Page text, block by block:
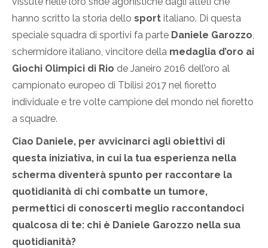
hanno scritto la storia dello sport italiano. Di questa
speciale squadra di sportivi fa parte Daniele Garozzo,
schermidore italiano, vincitore della medaglia d’oro ai
Giochi Olimpici di Rio de Janeiro 2016 dell’oro al
campionato europeo di Tbilisi 2017 nel fioretto
individuale e tre volte campione del mondo nel fioretto
a squadre.
Ciao Daniele, per avvicinarci agli obiettivi di
questa iniziativa, in cui la tua esperienza nella
scherma diventerà spunto per raccontare la
quotidianità di chi combatte un tumore,
permettici di conoscerti meglio raccontandoci
qualcosa di te: chi è Daniele Garozzo nella sua
quotidianità?